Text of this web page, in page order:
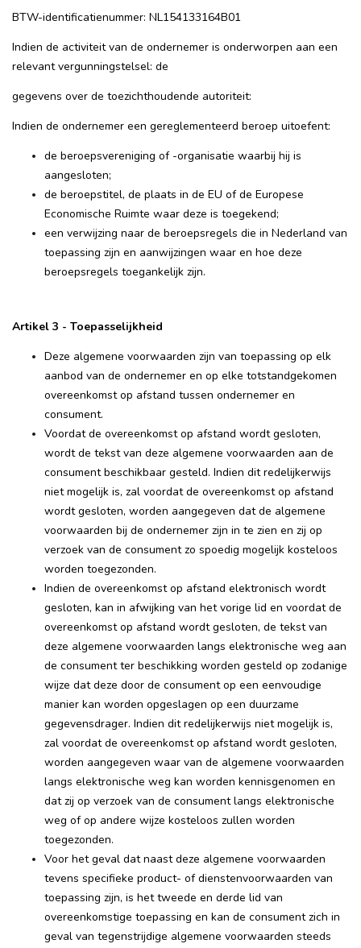
BTW-identificatienummer: NL154133164B01
Indien de activiteit van de ondernemer is onderworpen aan een
relevant vergunningstelsel: de
gegevens over de toezichthoudende autoriteit:
Indien de ondernemer een gereglementeerd beroep uitoefent:
de beroepsvereniging of -organisatie waarbij hij is
aangesloten;
de beroepstitel, de plaats in de EU of de Europese
Economische Ruimte waar deze is toegekend;
een verwijzing naar de beroepsregels die in Nederland van
toepassing zijn en aanwijzingen waar en hoe deze
beroepsregels toegankelijk zijn.
Artikel 3 - Toepasselijkheid
Deze algemene voorwaarden zijn van toepassing op elk
aanbod van de ondernemer en op elke totstandgekomen
overeenkomst op afstand tussen ondernemer en
consument.
Voordat de overeenkomst op afstand wordt gesloten,
wordt de tekst van deze algemene voorwaarden aan de
consument beschikbaar gesteld. Indien dit redelijkerwijs
niet mogelijk is, zal voordat de overeenkomst op afstand
wordt gesloten, worden aangegeven dat de algemene
voorwaarden bij de ondernemer zijn in te zien en zij op
verzoek van de consument zo spoedig mogelijk kosteloos
worden toegezonden.
Indien de overeenkomst op afstand elektronisch wordt
gesloten, kan in afwijking van het vorige lid en voordat de
overeenkomst op afstand wordt gesloten, de tekst van
deze algemene voorwaarden langs elektronische weg aan
de consument ter beschikking worden gesteld op zodanige
wijze dat deze door de consument op een eenvoudige
manier kan worden opgeslagen op een duurzame
gegevensdrager. Indien dit redelijkerwijs niet mogelijk is,
zal voordat de overeenkomst op afstand wordt gesloten,
worden aangegeven waar van de algemene voorwaarden
langs elektronische weg kan worden kennisgenomen en
dat zij op verzoek van de consument langs elektronische
weg of op andere wijze kosteloos zullen worden
toegezonden.
Voor het geval dat naast deze algemene voorwaarden
tevens specifieke product- of dienstenvoorwaarden van
toepassing zijn, is het tweede en derde lid van
overeenkomstige toepassing en kan de consument zich in
geval van tegenstrijdige algemene voorwaarden steeds